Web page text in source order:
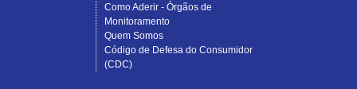
Como Aderir - Órgãos de
Monitoramento
Quem Somos
Código de Defesa do Consumidor
(CDC)